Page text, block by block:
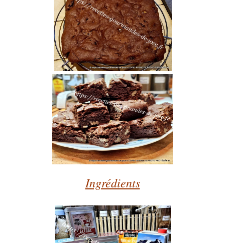
Ingrédients